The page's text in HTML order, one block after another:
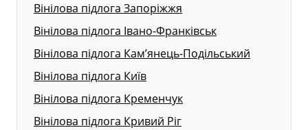
Вінілова підлога Запоріжжя
Вінілова підлога Івано-Франківськ
Вінілова підлога Кам’янець-Подільський
Вінілова підлога Київ
Вінілова підлога Кременчук
Вінілова підлога Кривий Ріг